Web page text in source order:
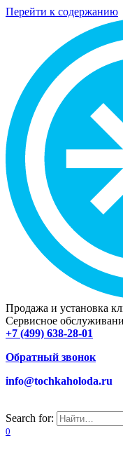
Перейти к содержанию
Продажа и установка
Сервисное
+7 (499) 638-28-01
Обратный звонок
info@tochkaholoda.ru
Search for:
0